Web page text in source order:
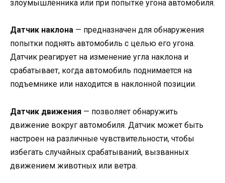
злоумышленника или при попытке угона автомобиля.
Датчик наклона — предназначен для обнаружения
попытки поднять автомобиль с целью его угона.
Датчик реагирует на изменение угла наклона и
срабатывает, когда автомобиль поднимается на
подъемнике или находится в наклонной позиции.
Датчик движения — позволяет обнаружить
движение вокруг автомобиля. Датчик может быть
настроен на различные чувствительности, чтобы
избегать случайных срабатываний, вызванных
движением животных или ветра.